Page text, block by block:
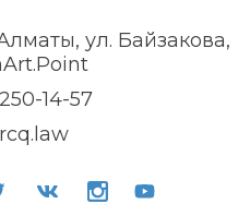
ул. Байзакова,
14-57